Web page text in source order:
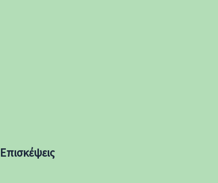
Επισκέψεις